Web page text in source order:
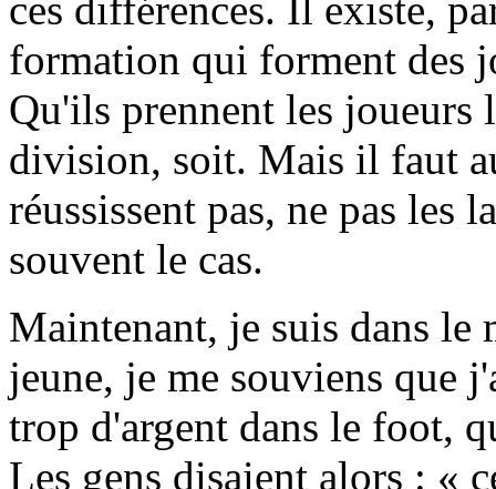
formation qui forment des
Qu'ils prennent les joueurs
division, soit. Mais il faut
réussissent pas, ne pas les
souvent le cas.
Maintenant, je suis dans
jeune, je me souviens que
trop d'argent dans le foot,
Les gens disaient alors : «